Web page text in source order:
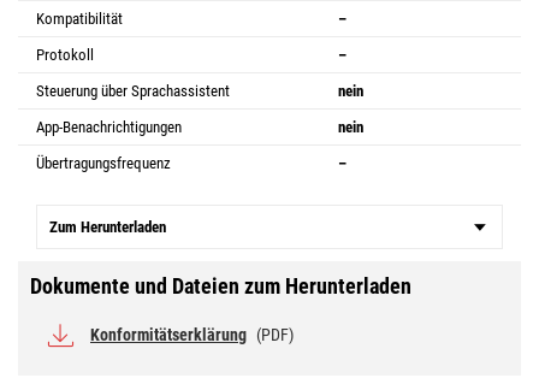
Kompatibilität
–
Protokoll
–
Steuerung über Sprachassistent
nein
App-Benachrichtigungen
nein
Übertragungsfrequenz
–
Zum Herunterladen
Dokumente und Dateien zum Herunterladen
Konformitätserklärung (PDF)